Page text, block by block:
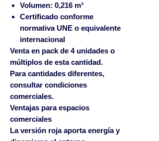
Volumen: 0,216 m³
Certificado conforme
normativa UNE o equivalente
internacional
Venta en pack de 4 unidades o
múltiplos de esta cantidad.
Para cantidades diferentes,
consultar condiciones
comerciales.
Ventajas para espacios
comerciales
La versión roja aporta energía y